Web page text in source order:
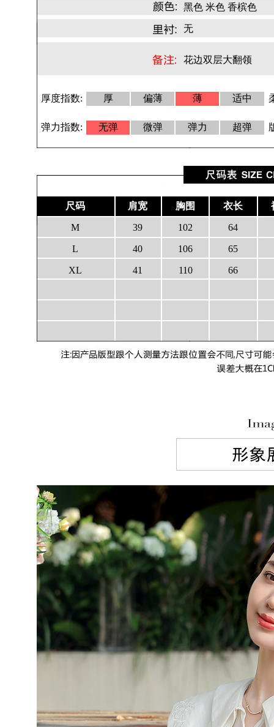
黑色 米色 香槟色
无
花边双层大翻领
厚度指数: 厚 偏薄 薄 适中
弹力指数: 无弹 微弹 弹力 超弹
尺码 肩宽 胸围 衣长
M 39 102 64
L 40 106 65
XL 41 110 66